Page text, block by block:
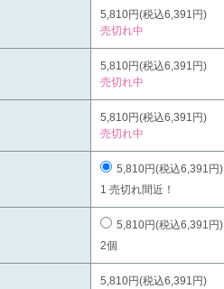
5,810円(税込6,391円)
売切れ中
5,810円(税込6,391円)
売切れ中
5,810円(税込6,391円)
売切れ中
5,810円(税込6,391円)
1 売切れ間近！
5,810円(税込6,391円)
2個
5,810円(税込6,391円)